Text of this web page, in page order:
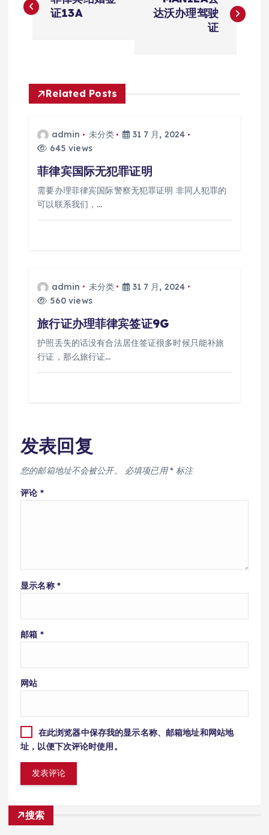
章
航
证13A
达沃办理驾驶
证
Related Posts
admin 未分类
31 7 月, 2024
645 views
菲律宾国际无犯罪证明
需要办理菲律宾国际警察无犯罪证明 非同人犯罪的
可以联系我们，…
admin 未分类
31 7 月, 2024
560 views
旅行证办理菲律宾签证9G
护照丢失的话没有合法居住签证很多时候只能补旅
行证，那么旅行证…
发表回复
您的邮箱地址不会被公开。 必填项已用* 标注
评论 *
显示名称 *
邮箱 *
网站
在此浏览器中保存我的显示名称、邮箱地址和网站地
址，以便下次评论时使用。
搜索